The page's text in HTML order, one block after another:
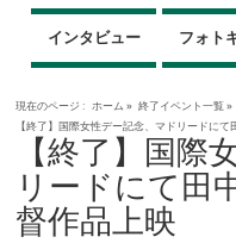
インタビュー フォト
現在のページ : ホーム » 終了イベント一覧»
【終了】国際女性デー記念、マドリードに
【終了】国際
リードにて田
督作品上映